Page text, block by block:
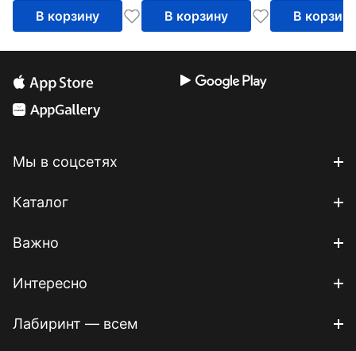
В корзину В корзину В корзину
Мы в соцсетях
Каталог
Важно
Интересно
Лабиринт — всем